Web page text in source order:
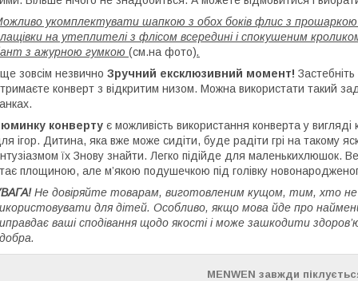
укомплектувати шапкою з обох боків флис з
на утеплителі з флісом всередині і спокушеним
з ажурною гумкою (см.на фото).
ще зовсім незвично Зручний ексклюзивний момент!
конверт з відкритим низом. Можна використати такий
конверту є можливість використання конверта у
ігор. Дитина, яка вже може сидіти, буде радіти грі на такому
їх Знову знайти. Легко підійде для маленькихлюшок.
площиною, але м’якою подушечкою під голівку
Не довіряйте товарам, виготовленим кущом, тим, хто не
для дітей. Особливо, якщо мова йде про
ваші сподівання щодо якості і може зашкодити
добра.
MENWEN завжди